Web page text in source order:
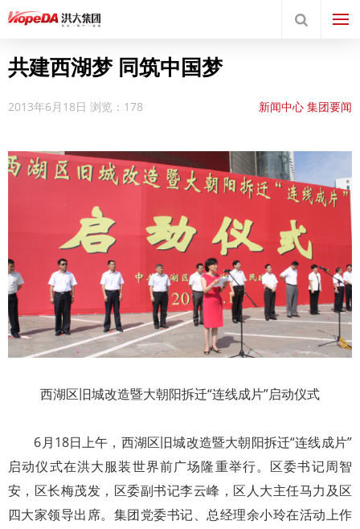
共建西湖梦 同筑中国梦
2013年6月18日 浏览：178 新闻中心 集团要闻
西湖区旧城改造暨大朝阳拆迁“连线成片”启动仪式
6月18日上午，西湖区旧城改造暨大朝阳拆迁“连线成片”
启动仪式在洪大服装世界前广场隆重举行。区委书记周智
安，区长梅茂发，区委副书记李云峰，区人大主任马力及区
四大家领导出席。集团党委书记、总经理余小玲在活动上作